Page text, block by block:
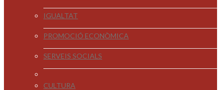
IGUALTAT
PROMOCIÓ ECONÒMICA
SERVEIS SOCIALS
CULTURA